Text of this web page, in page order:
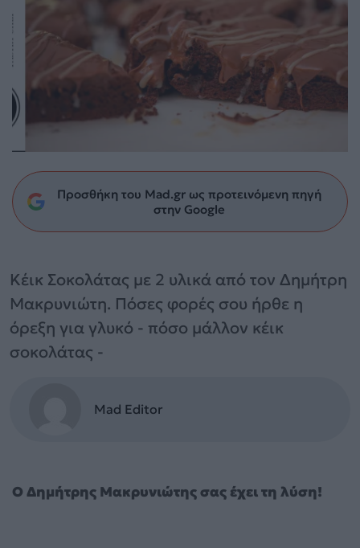
Προσθήκη του Mad.gr ως προτεινόμενη πηγή
στην Google
Κέικ Σοκολάτας με 2 υλικά από τον Δημήτρη
Μακρυνιώτη. Πόσες φορές σου ήρθε η
όρεξη για γλυκό - πόσο μάλλον κέικ
σοκολάτας -
Mad Editor
Ο Δημήτρης Μακρυνιώτης σας έχει τη λύση!